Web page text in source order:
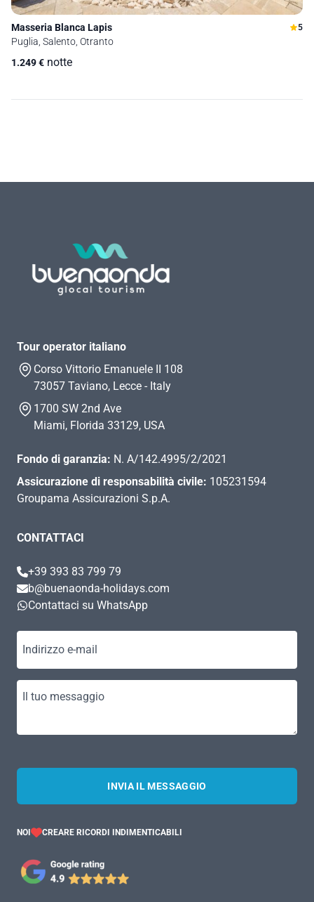
Masseria Blanca Lapis 5
Puglia, Salento, Otranto
1.249€ notte
Tour operator italiano
Corso Vittorio Emanuele II 108
73057 Taviano, Lecce - Italy
1700 SW 2nd Ave
Miami, Florida 33129, USA
Fondo di garanzia: N. A/142.4995/2/2021
Assicurazione di responsabilità civile: 105231594
Groupama Assicurazioni S.p.A.
CONTATTACI
+39 393 83 799 79
b@buenaonda-holidays.com
Contattaci su WhatsApp
Indirizzo e-mail
Il tuo messaggio
INVIA IL MESSAGGIO
NOI CREARE RICORDI INDIMENTICABILI